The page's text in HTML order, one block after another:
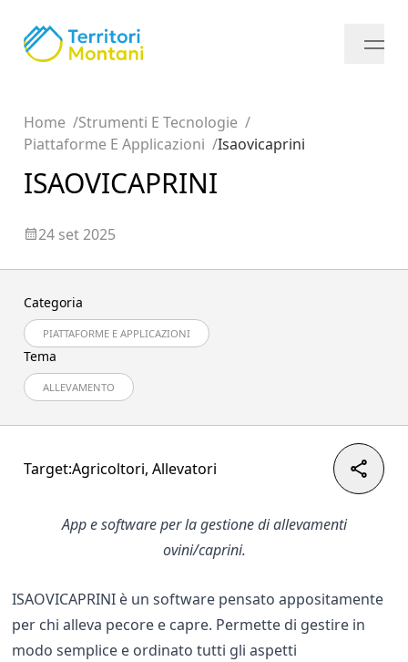
Home
Strumenti E Tecnologie
Piattaforme E Applicazioni
Isaovicaprini
ISAOVICAPRINI
24 set 2025
Categoria
PIATTAFORME E APPLICAZIONI
Tema
ALLEVAMENTO
Target:Agricoltori, Allevatori
App e software per la gestione di allevamenti
ovini/caprini.
ISAOVICAPRINI è un software pensato appositamente
per chi alleva pecore e capre. Permette di gestire in
modo semplice e ordinato tutti gli aspetti